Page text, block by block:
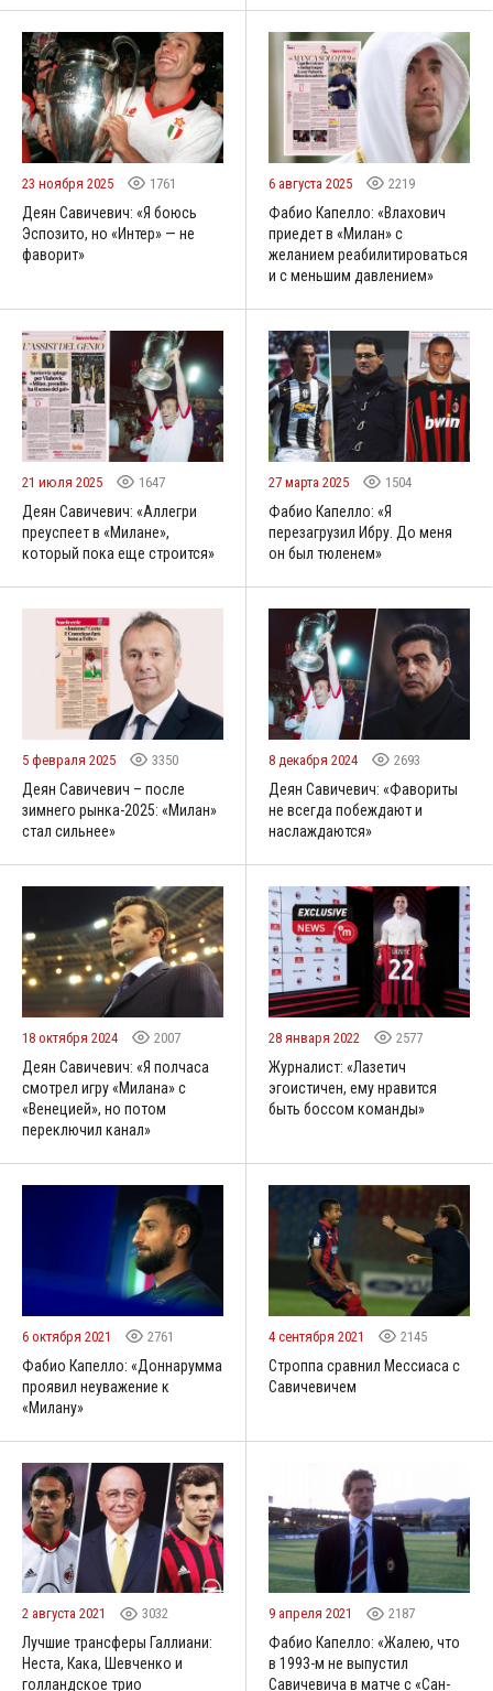
23 ноября 2025 1761
Деян Савичевич: «Я боюсь
Эспозито, но «Интер» — не
фаворит»
6 августа 2025 2219
Фабио Капелло: «Влахович
приедет в «Милан» с
желанием реабилитироваться
и с меньшим давлением»
21 июля 2025 1647
Деян Савичевич: «Аллегри
преуспеет в «Милане»,
который пока еще строится»
27 марта 2025 1504
Фабио Капелло: «Я
перезагрузил Ибру. До меня
он был тюленем»
5 февраля 2025 3350
Деян Савичевич – после
зимнего рынка-2025: «Милан»
стал сильнее»
8 декабря 2024 2693
Деян Савичевич: «Фавориты
не всегда побеждают и
наслаждаются»
18 октября 2024 2007
Деян Савичевич: «Я полчаса
смотрел игру «Милана» с
«Венецией», но потом
переключил канал»
28 января 2022 2577
Журналист: «Лазетич
эгоистичен, ему нравится
быть боссом команды»
6 октября 2021 2761
Фабио Капелло: «Доннарумма
проявил неуважение к
«Милану»
4 сентября 2021 2145
Строппа сравнил Мессиаса с
Савичевичем
2 августа 2021 3032
Лучшие трансферы Галлиани:
Неста, Кака, Шевченко и
голландское трио
9 апреля 2021 2187
Фабио Капелло: «Жалею, что
в 1993-м не выпустил
Савичевича в матче с «Сан-